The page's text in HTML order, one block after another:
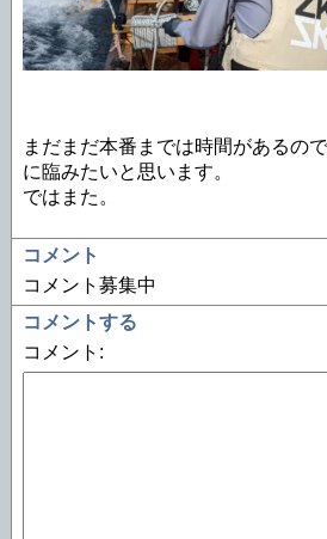
まだまだ本番までは時間があるの
に臨みたいと思います。
ではまた。
コメント
コメント募集中
コメントする
コメント: